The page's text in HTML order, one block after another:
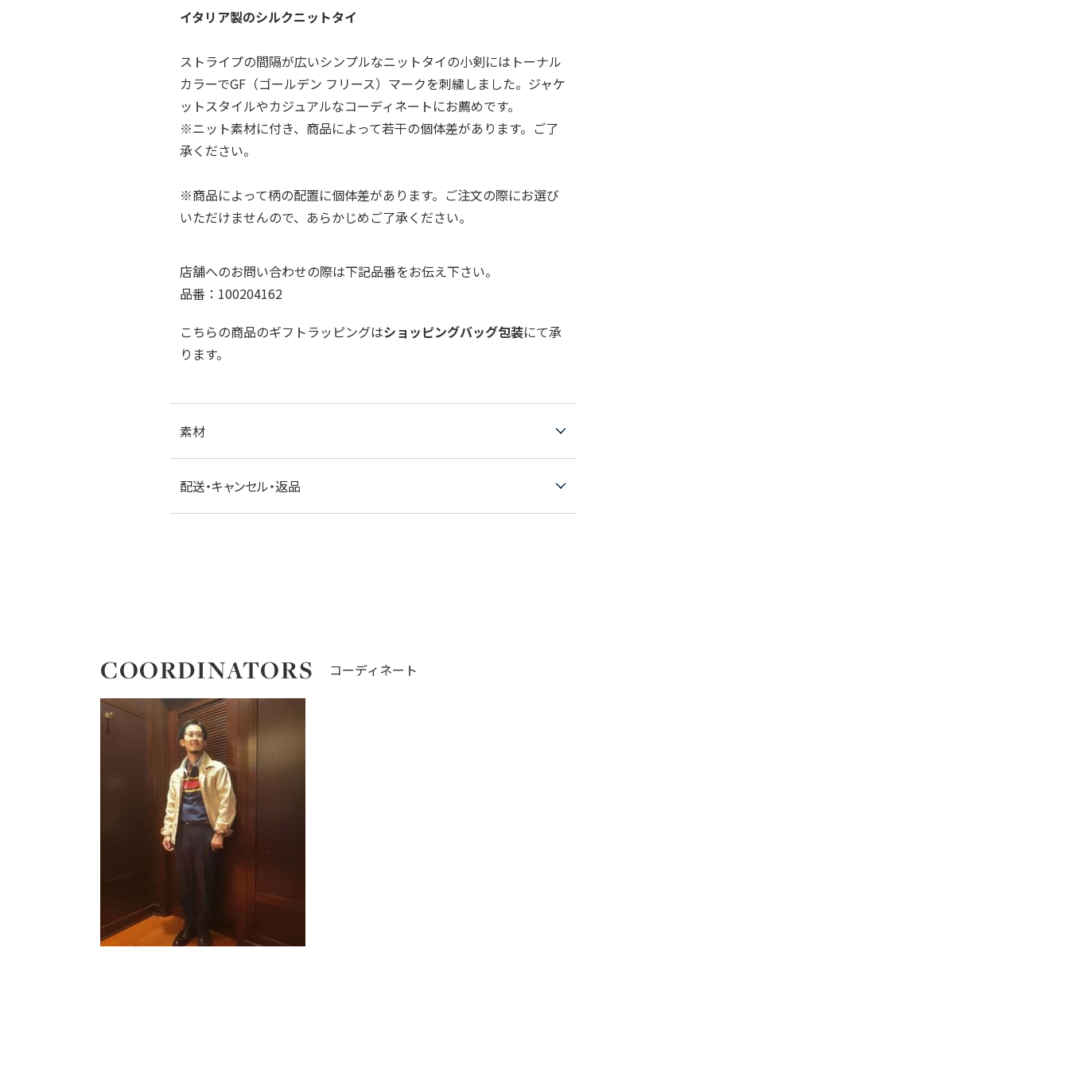
イタリア製のシルクニットタイ
ストライプの間隔が広いシンプルなニットタイの小剣にはトーナル
カラーでGF（ゴールデン フリース）マークを刺繍しました。ジャケ
ットスタイルやカジュアルなコーディネートにお薦めです。
※ニット素材に付き、商品によって若干の個体差があります。ご了
承ください。
※商品によって柄の配置に個体差があります。ご注文の際にお選び
いただけませんので、あらかじめご了承ください。
店舗へのお問い合わせの際は下記品番をお伝え下さい。
品番：100204162
こちらの商品のギフトラッピングはショッピングバッグ包装にて承
ります。
素材
配送・キャンセル・返品
COORDINATORS コーディネート